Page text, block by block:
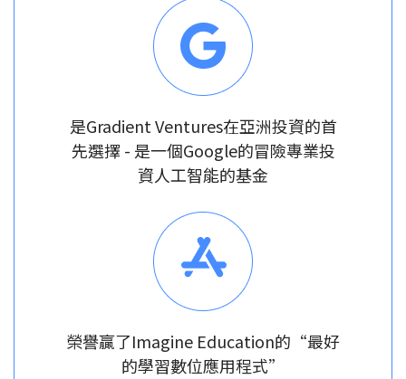
是Gradient Ventures在亞洲投資的首
先選擇 - 是一個Google的冒險專業投
資人工智能的基金
榮譽贏了Imagine Education的“最好
的學習數位應用程式”